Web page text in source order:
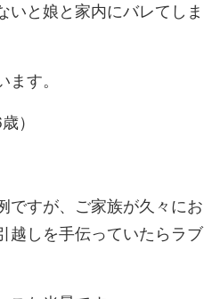
いと娘と家内にバレてしま
す。
）
ですが、ご家族が久々にお
越しを手伝っていたらラブ